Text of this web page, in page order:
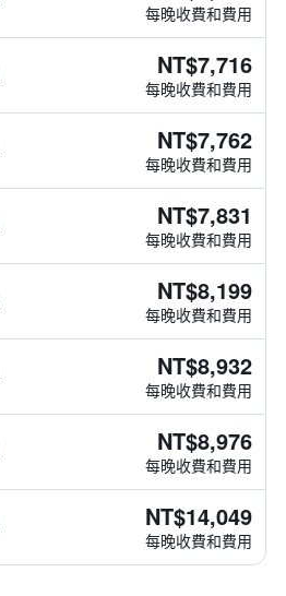
每晚收費和費用
NT$7,716
每晚收費和費用
NT$7,762
每晚收費和費用
NT$7,831
每晚收費和費用
NT$8,199
每晚收費和費用
NT$8,932
每晚收費和費用
NT$8,976
每晚收費和費用
NT$14,049
每晚收費和費用